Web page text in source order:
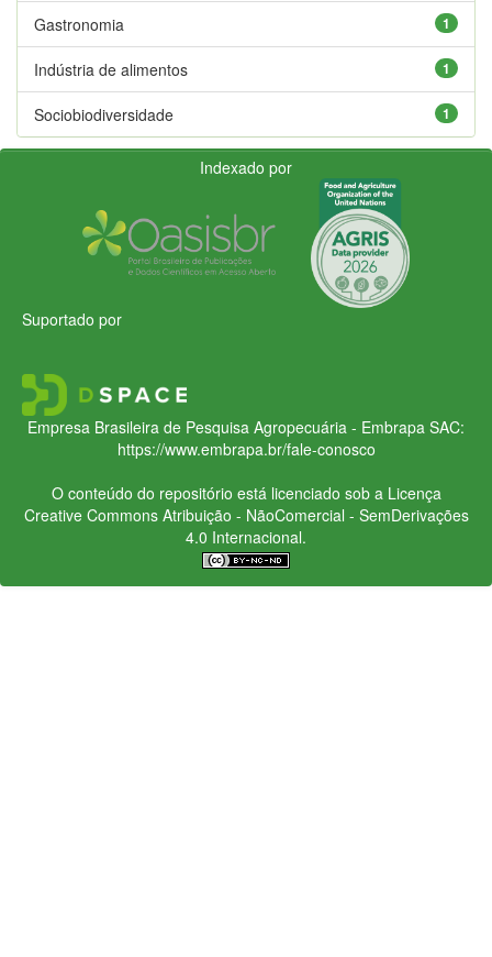
1
Gastronomia
1
Indústria de alimentos
1
Sociobiodiversidade
Indexado por
Suportado por
Empresa Brasileira de Pesquisa Agropecuária - Embrapa SAC:
https://www.embrapa.br/fale-conosco
O conteúdo do repositório está licenciado sob a Licença
Creative CommonsAtribuição - NãoComercial - SemDerivações
4.0 Internacional.